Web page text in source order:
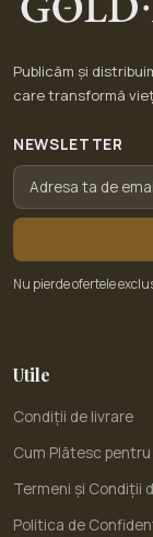
Publicăm și
care transformă
NEWSLETTER
Nu pierde ofertele
Utile
Condiții de livrare
Cum Plătesc
Termeni și Condiții
Politica de